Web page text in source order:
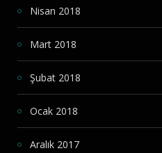
Nisan 2018
Mart 2018
Şubat 2018
Ocak 2018
Aralık 2017